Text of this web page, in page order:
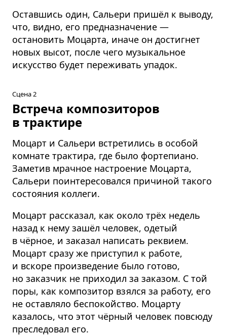
Оставшись один, Сальери пришёл к выводу,
что, видно, его предназначение —
остановить Моцарта, иначе он достигнет
новых высот, после чего музыкальное
искусство будет переживать упадок.
Сцена 2
Встреча композиторов
в трактире
Моцарт и Сальери встретились в особой
комнате трактира, где было фортепиано.
Заметив мрачное настроение Моцарта,
Сальери поинтересовался причиной такого
состояния коллеги.
Моцарт рассказал, как около трёх недель
назад к нему зашёл человек, одетый
в чёрное, и заказал написать реквием.
Моцарт сразу же приступил к работе,
и вскоре произведение было готово,
но заказчик не приходил за заказом. С той
поры, как композитор взялся за работу, его
не оставляло беспокойство. Моцарту
казалось, что этот чёрный человек повсюду
преследовал его.